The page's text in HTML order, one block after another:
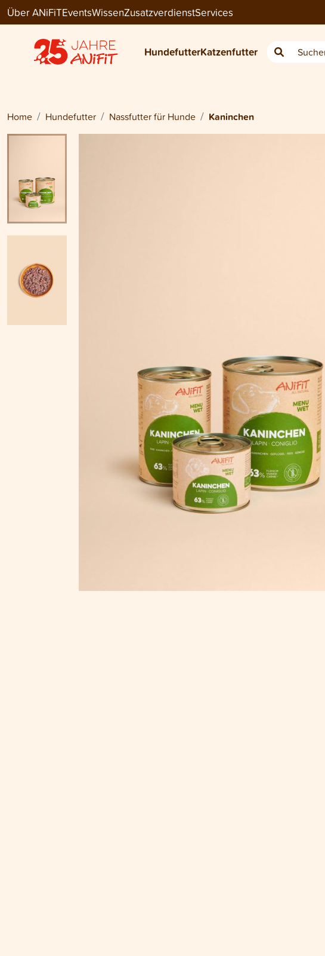
Über ANiFiTEventsWissenZusatzverdienstServices
HundefutterKatzenfutter
Dog Menu Wet
KANINCHEN
abCHF 23.70
Home Hundefutter Nassfutter für Hunde Kaninchen